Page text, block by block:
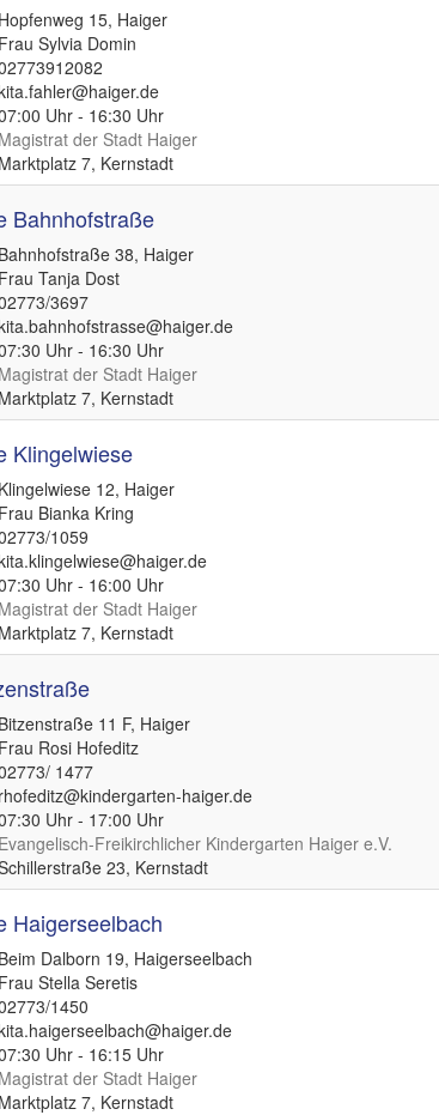
Hopfenweg 15, Haiger
Frau Sylvia Domin
Uhr - 16:30 Uhr
Magistrat der Stadt Haiger
Marktplatz 7, Kernstadt
Bahnhofstraße
Bahnhofstraße 38, Haiger
Frau Tanja Dost
3697
Uhr - 16:30 Uhr
Magistrat der Stadt Haiger
Marktplatz 7, Kernstadt
Klingelwiese
Klingelwiese 12, Haiger
Frau Bianka Kring
1059
Uhr - 16:00 Uhr
Magistrat der Stadt Haiger
Marktplatz 7, Kernstadt
Bitzenstraße 11 F, Haiger
Frau Rosi Hofeditz
1477
rhofeditz@kindergarten-haiger.de
Uhr - 17:00 Uhr
Evangelisch-Freikirchlicher Kindergarten Haiger e.V.
23, Kernstadt
Haigerseelbach
Beim Dalborn 19, Haigerseelbach
Frau Stella Seretis
1450
Uhr - 16:15 Uhr
Magistrat der Stadt Haiger
Marktplatz 7, Kernstadt